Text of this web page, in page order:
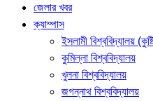
জেলার খবর
ক্যাম্পাস
ইসলামী বিশ্ববিদ্যালয়
কুমিল্লা বিশ্ববিদ্যালয়
খুলনা বিশ্ববিদ্যালয়
জগন্নাথ বিশ্ববিদ্যালয়